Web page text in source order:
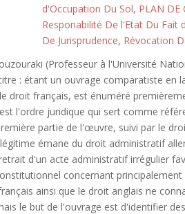
d'Occupation Du Sol, PLAN DE
Responabilité De l'Etat Du Fait
De Jurisprudence, Révocation
(Professeur à l'Université
: étant un ouvrage comparatiste en
droit français, est énuméré
l'ordre juridique qui sert comme
partie de l'œuvre, suivi par le
émane du droit administratif
d'un acte administratif irrégulier
concernant principalement
ainsi que le droit anglais ne
le but de l'ouvrage est d'identifier